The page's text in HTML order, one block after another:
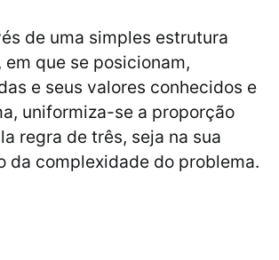
de uma simples estrutura
que se posicionam,
e seus valores conhecidos e
uniformiza-se a proporção
regra de três, seja na sua
da complexidade do problema.